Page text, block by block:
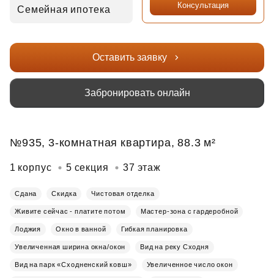
Семейная ипотека Консультация
Оставить заявку
Забронировать онлайн
№935, 3-комнатная квартира, 88.3 м²
1 корпус 5 секция 37 этаж
Сдана Скидка Чистовая отделка
Живите сейчас - платите потом Мастер-зона с гардеробной
Лоджия Окно в ванной Гибкая планировка
Увеличенная ширина окна/окон Вид на реку Сходня
Вид на парк «Сходненский ковш» Увеличенное число окон